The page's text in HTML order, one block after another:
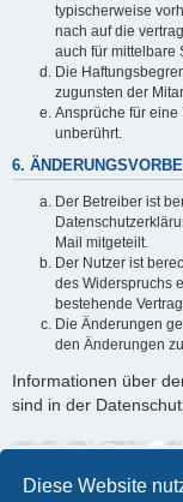
Diese Website
typischerweise
nach auf die
auch für mittelbare
Die
zugunsten der
Ansprüche für
unberührt.
6.
Der Betreiber ist
Mail mitgeteilt.
Der Nutzer ist
des Widerspruchs
bestehende
Die Änderungen
den Änderungen
Informationen über
sind in der